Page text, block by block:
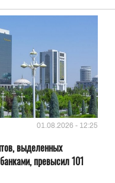
01.08.2026 - 12:25
выделенных
превысил 101